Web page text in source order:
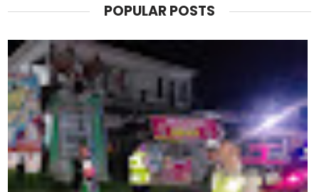
POPULAR POSTS